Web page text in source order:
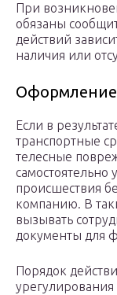
При
обязаны
действий
наличия или
Если в
транспортные
телесные
самостоятельно
происшествия
компанию. В
вызывать
документы для
Порядок